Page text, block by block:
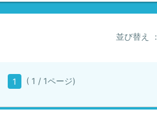
並び替え ：
1 ( 1 / 1ページ)